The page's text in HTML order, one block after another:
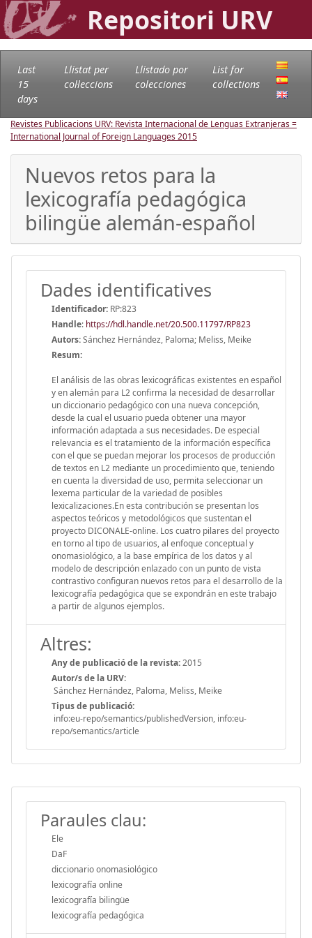
Repositori URV
Last
15
days
Llistat per
col·leccions
Llistado por
colecciones
List for
collections
Revistes Publicacions URV: Revista Internacional de Lenguas Extranjeras =
International Journal of Foreign Languages2015
Nuevos retos para la
lexicografía pedagógica
bilingüe alemán-español
Dades identificatives
Identificador: RP:823
Handle: https://hdl.handle.net/20.500.11797/RP823
Autors:Sánchez Hernández, Paloma; Meliss, Meike
Resum:
El análisis de las obras lexicográficas existentes en español
y en alemán para L2 confirma la necesidad de desarrollar
un diccionario pedagógico con una nueva concepción,
desde la cual el usuario pueda obtener una mayor
información adaptada a sus necesidades. De especial
relevancia es el tratamiento de la información específica
con el que se puedan mejorar los procesos de producción
de textos en L2 mediante un procedimiento que, teniendo
en cuenta la diversidad de uso, permita seleccionar un
lexema particular de la variedad de posibles
lexicalizaciones.En esta contribución se presentan los
aspectos teóricos y metodológicos que sustentan el
proyecto DICONALE-online. Los cuatro pilares del proyecto
en torno al tipo de usuarios, al enfoque conceptual y
onomasiológico, a la base empírica de los datos y al
modelo de descripción enlazado con un punto de vista
contrastivo configuran nuevos retos para el desarrollo de la
lexicografía pedagógica que se expondrán en este trabajo
a partir de algunos ejemplos.
Altres:
Any de publicació de la revista:2015
Autor/s de la URV:
Sánchez Hernández, Paloma, Meliss, Meike
Tipus de publicació:
info:eu-repo/semantics/publishedVersion, info:eu-
repo/semantics/article
Paraules clau:
Ele
DaF
diccionario onomasiológico
lexicografía online
lexicografía bilingüe
lexicografía pedagógica